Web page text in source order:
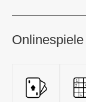
Onlinespiele